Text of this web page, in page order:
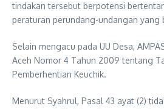
tindakan tersebut berpotensi
peraturan perundang-undangan yang
Selain mengacu pada UU Desa,
Aceh Nomor 4 Tahun 2009 tentang
Pemberhentian Keuchik.
Menurut Syahrul, Pasal 43 ayat (2)